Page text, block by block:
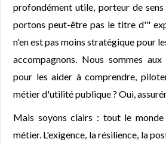
profondément utile, porteur de
portons peut-être pas le titre d'"
n'en est pas moins stratégique pour
accompagnons. Nous sommes
pour les aider à comprendre,
métier d'utilité publique ? Oui,
Mais soyons clairs : tout le
métier. L'exigence, la résilience, la